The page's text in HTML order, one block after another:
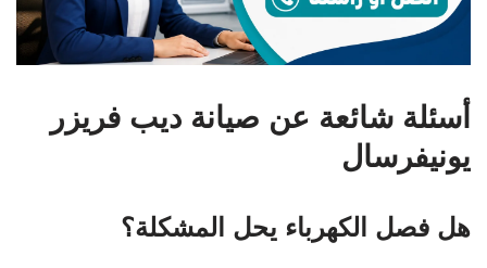
أسئلة شائعة عن صيانة ديب فريزر
يونيفرسال
هل فصل الكهرباء يحل المشكلة؟